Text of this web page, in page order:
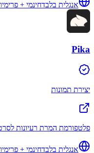
אנגלית בלבדחינמי +
Pika
יצירת תמונות
פלטפורמת המרת רעיונות
אנגלית בלבדחינמי +